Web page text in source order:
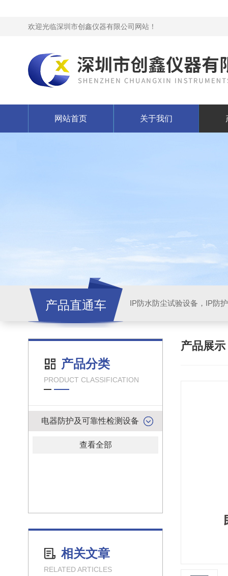
欢迎光临深圳市创鑫仪器有限公司网站！
网站首页 关于我们
产品直通车
产品分类
PRODUCT CLASSIFICATION
电器防护及可靠性检测设备
查看全部
相关文章
RELATED ARTICLES
产品展示